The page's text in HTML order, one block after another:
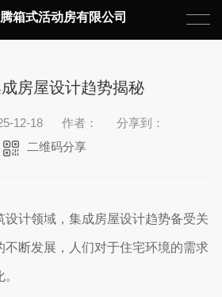
箱式活动房有限公司
房屋设计趋势揭秘
12-18 作者：
分享到：
二维码分享
设计领域，集成房屋设计趋势备受关
不断发展，人们对于住宅环境的需求